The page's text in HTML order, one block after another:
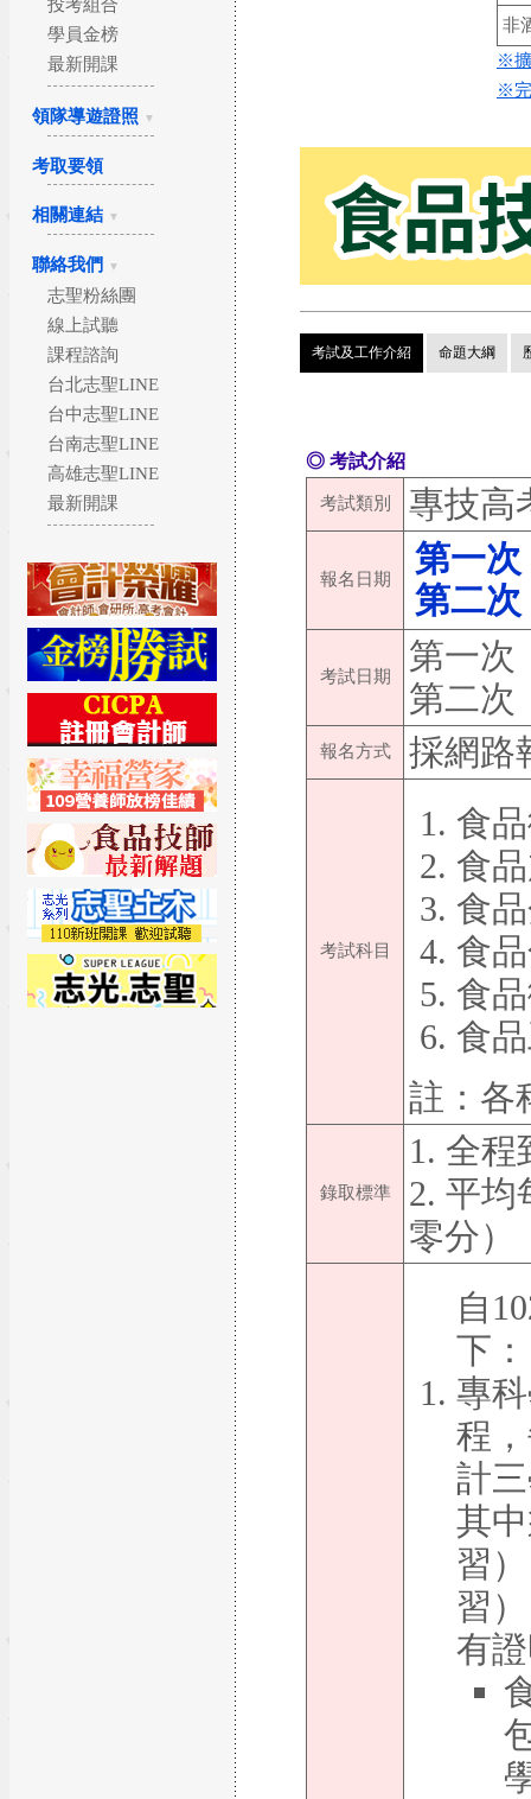
投考組合
學員金榜
最新開課
領隊導遊證照 ▼
考取要領
相關連結 ▼
聯絡我們 ▼
志聖粉絲團
線上試聽
課程諮詢
台北志聖LINE
台中志聖LINE
台南志聖LINE
高雄志聖LINE
最新開課
非
※擴
※完
考試及工作介紹 命題大綱
◎ 考試介紹
考試類別 專技高
報名日期
第一次
第二次
考試日期
第一次
第二次
報名方式 採網路
考試科目
食
食
食
食
食
食
註：各
錄取標準
1. 全程
2. 平均
零分）
自
下：
專
程
計
其
習
習
有